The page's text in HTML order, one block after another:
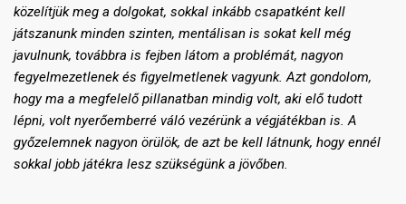
közelítjük meg a dolgokat, sokkal inkább csapatként kell
játszanunk minden szinten, mentálisan is sokat kell még
javulnunk, továbbra is fejben látom a problémát, nagyon
fegyelmezetlenek és figyelmetlenek vagyunk. Azt gondolom,
hogy ma a megfelelő pillanatban mindig volt, aki elő tudott
lépni, volt nyerőemberré váló vezérünk a végjátékban is. A
győzelemnek nagyon örülök, de azt be kell látnunk, hogy ennél
sokkal jobb játékra lesz szükségünk a jövőben.